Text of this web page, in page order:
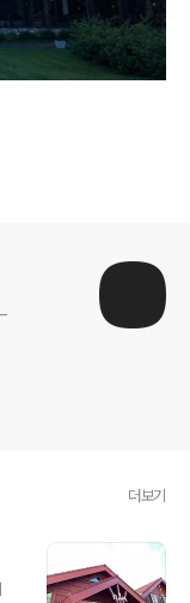
더보기